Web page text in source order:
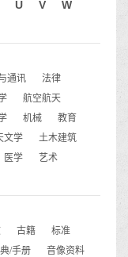
U V
W
通讯
法律
航空航天
机械
教育
文学
土木建筑
医学
艺术
古籍
标准
/手册
音像资料